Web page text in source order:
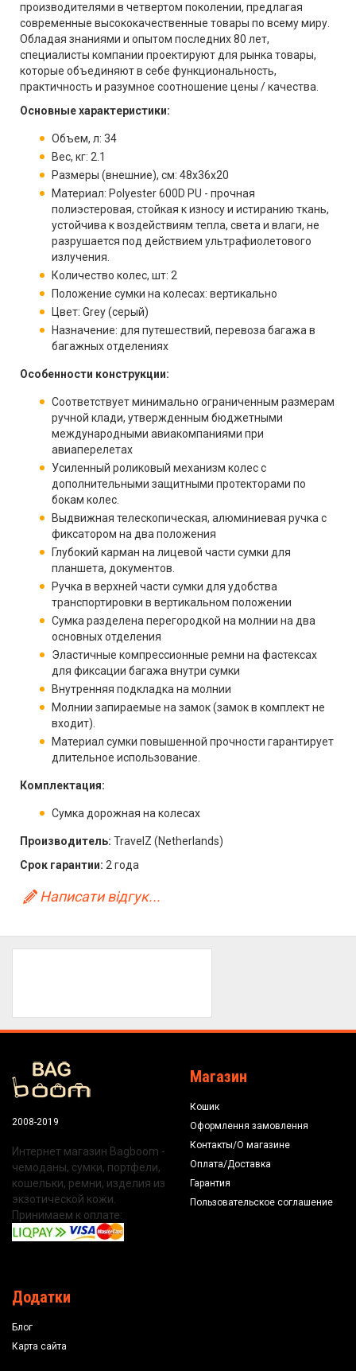
производителями в четвертом поколении, предлагая
современные высококачественные товары по всему миру.
Обладая знаниями и опытом последних 80 лет,
специалисты компании проектируют для рынка товары,
которые объединяют в себе функциональность,
практичность и разумное соотношение цены / качества.
Основные характеристики:
Объем, л: 34
Вес, кг: 2.1
Размеры (внешние), см: 48х36х20
Материал: Polyester 600D PU - прочная
полиэстеровая, стойкая к износу и истиранию ткань,
устойчива к воздействиям тепла, света и влаги, не
разрушается под действием ультрафиолетового
излучения.
Количество колес, шт: 2
Положение сумки на колесах: вертикально
Цвет: Grey (серый)
Назначение: для путешествий, перевоза багажа в
багажных отделениях
Особенности конструкции:
Соответствует минимально ограниченным размерам
ручной клади, утвержденным бюджетными
международными авиакомпаниями при
авиаперелетах
Усиленный роликовый механизм колес с
дополнительными защитными протекторами по
бокам колес.
Выдвижная телескопическая, алюминиевая ручка с
фиксатором на два положения
Глубокий карман на лицевой части сумки для
планшета, документов.
Ручка в верхней части сумки для удобства
транспортировки в вертикальном положении
Сумка разделена перегородкой на молнии на два
основных отделения
Эластичные компрессионные ремни на фастексах
для фиксации багажа внутри сумки
Внутренняя подкладка на молнии
Молнии запираемые на замок (замок в комплект не
входит).
Материал сумки повышенной прочности гарантирует
длительное использование.
Комплектация:
Сумка дорожная на колесах
Производитель: TravelZ (Netherlands)
Срок гарантии: 2 года
Написати відгук...
2008-2019
Интернет магазин Bagboom -
чемоданы, сумки, портфели,
кошельки, ремни, изделия из
экзотической кожи.
Принимаем к оплате:
Магазин
Кошик
Оформлення замовлення
Контакты/О магазине
Оплата/Доставка
Гарантия
Пользовательское соглашение
Додатки
Блог
Карта сайта